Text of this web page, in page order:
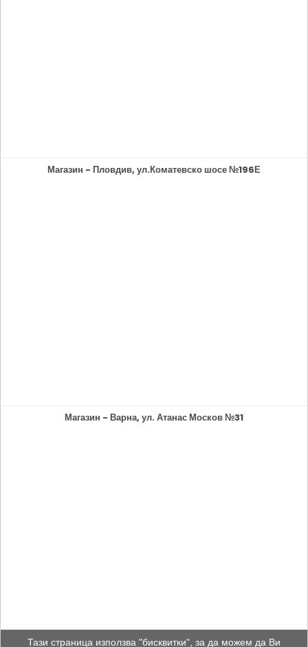
Тази страница използва "бисквитки", за да можем да Ви
Магазин - Пловдив, ул.Коматевско шосе №196Е
Магазин - Варна, ул. Атанас Москов №31